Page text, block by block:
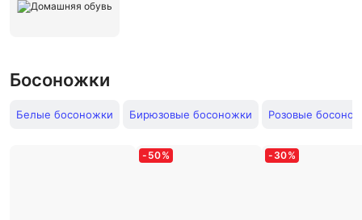
Босоножки
Белые босоножки Бирюзовые босоножки Розовые
- 50% - 30%